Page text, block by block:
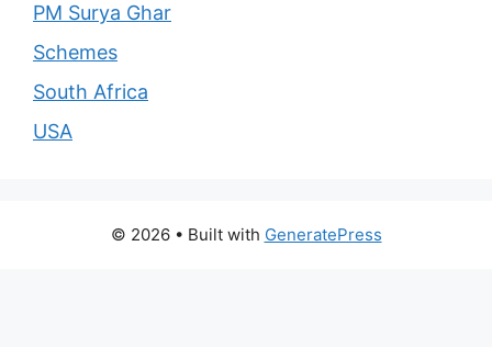
PM Surya Ghar
Schemes
South Africa
USA
© 2026 • Built with GeneratePress